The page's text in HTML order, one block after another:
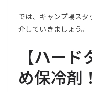
では、キャンプ場ス
介していきましょう。
【ハード
め保冷剤